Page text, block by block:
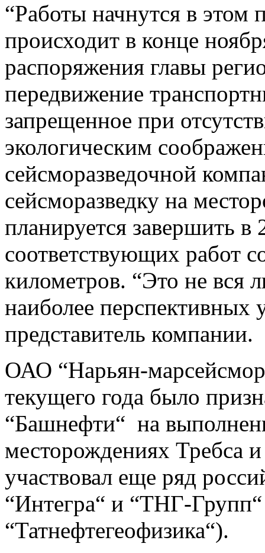
“Работы начнутся в этом
происходит в конце
распоряжения главы
передвижение
запрещенное при
экологическим
сейсморазведочной
сейсморазведку на
планируется завершить
соответствующих работ
километров. “Это не вся
наиболее перспективных
представитель компании.
ОАО “Нарьян-
текущего года было
“Башнефти“ на
месторождениях Требса
участвовал еще ряд
“Интегра“ и “ТНГ-
“Татнефтегеофизика“).